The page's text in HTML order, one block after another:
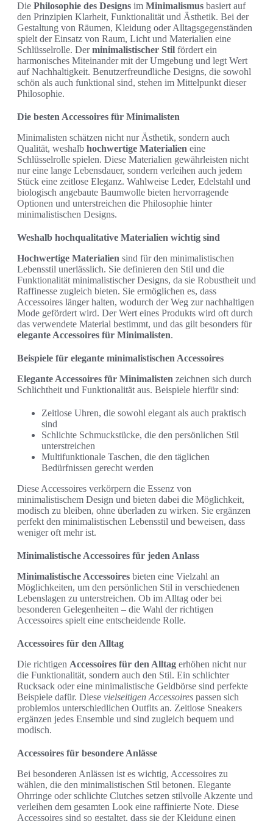
Die Philosophie des Designs im Minimalismus basiert auf
den Prinzipien Klarheit, Funktionalität und Ästhetik. Bei der
Gestaltung von Räumen, Kleidung oder Alltagsgegenständen
spielt der Einsatz von Raum, Licht und Materialien eine
Schlüsselrolle. Derminimalistischer Stil fördert ein
harmonisches Miteinander mit der Umgebung und legt Wert
auf Nachhaltigkeit. Benutzerfreundliche Designs, die sowohl
schön als auch funktional sind, stehen im Mittelpunkt dieser
Philosophie.
Die besten Accessoires für Minimalisten
Minimalisten schätzen nicht nur Ästhetik, sondern auch
Qualität, weshalb hochwertige Materialien eine
Schlüsselrolle spielen. Diese Materialien gewährleisten nicht
nur eine lange Lebensdauer, sondern verleihen auch jedem
Stück eine zeitlose Eleganz. Wahlweise Leder, Edelstahl und
biologisch angebaute Baumwolle bieten hervorragende
Optionen und unterstreichen die Philosophie hinter
minimalistischen Designs.
Weshalb hochqualitative Materialien wichtig sind
Hochwertige Materialien sind für den minimalistischen
Lebensstil unerlässlich. Sie definieren den Stil und die
Funktionalität minimalistischer Designs, da sie Robustheit und
Raffinesse zugleich bieten. Sie ermöglichen es, dass
Accessoires länger halten, wodurch der Weg zur nachhaltigen
Mode gefördert wird. Der Wert eines Produkts wird oft durch
das verwendete Material bestimmt, und das gilt besonders für
elegante Accessoires für Minimalisten.
Beispiele für elegante minimalistischen Accessoires
Elegante Accessoires für Minimalisten zeichnen sich durch
Schlichtheit und Funktionalität aus. Beispiele hierfür sind:
Zeitlose Uhren, die sowohl elegant als auch praktisch
sind
Schlichte Schmuckstücke, die den persönlichen Stil
unterstreichen
Multifunktionale Taschen, die den täglichen
Bedürfnissen gerecht werden
Diese Accessoires verkörpern die Essenz von
minimalistischem Design und bieten dabei die Möglichkeit,
modisch zu bleiben, ohne überladen zu wirken. Sie ergänzen
perfekt den minimalistischen Lebensstil und beweisen, dass
weniger oft mehr ist.
Minimalistische Accessoires für jeden Anlass
Minimalistische Accessoires bieten eine Vielzahl an
Möglichkeiten, um den persönlichen Stil in verschiedenen
Lebenslagen zu unterstreichen. Ob im Alltag oder bei
besonderen Gelegenheiten – die Wahl der richtigen
Accessoires spielt eine entscheidende Rolle.
Accessoires für den Alltag
Die richtigen Accessoires für den Alltag erhöhen nicht nur
die Funktionalität, sondern auch den Stil. Ein schlichter
Rucksack oder eine minimalistische Geldbörse sind perfekte
Beispiele dafür. Diese vielseitigen Accessoires passen sich
problemlos unterschiedlichen Outfits an. Zeitlose Sneakers
ergänzen jedes Ensemble und sind zugleich bequem und
modisch.
Accessoires für besondere Anlässe
Bei besonderen Anlässen ist es wichtig, Accessoires zu
wählen, die den minimalistischen Stil betonen. Elegante
Ohrringe oder schlichte Clutches setzen stilvolle Akzente und
verleihen dem gesamten Look eine raffinierte Note. Diese
Accessoires sind so gestaltet, dass sie der Kleidung einen